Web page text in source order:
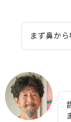
まず鼻か